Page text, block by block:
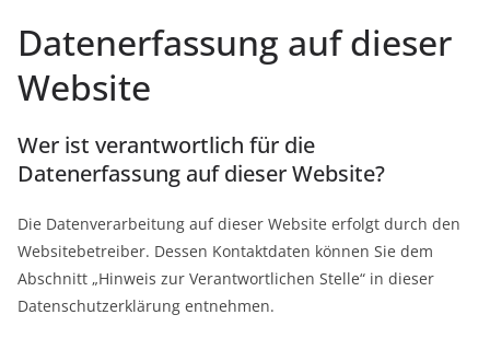
Datenerfassung auf dieser
Website
Wer ist verantwortlich für die
Datenerfassung auf dieser Website?
Die Datenverarbeitung auf dieser Website erfolgt durch den
Websitebetreiber. Dessen Kontaktdaten können Sie dem
Abschnitt „Hinweis zur Verantwortlichen Stelle“ in dieser
Datenschutzerklärung entnehmen.